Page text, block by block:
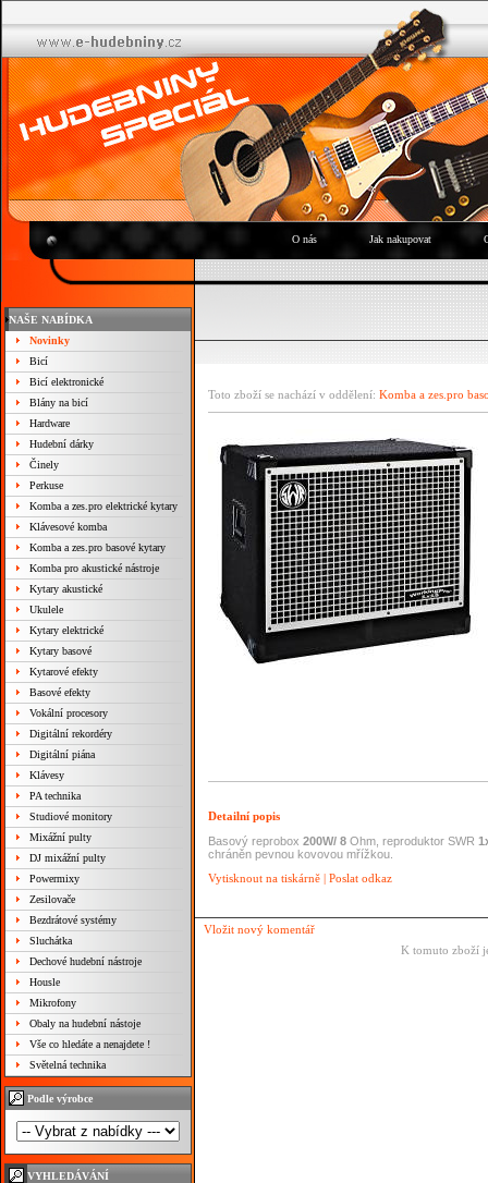
O nás Jak nakupovat
NAŠE NABÍDKA
Novinky
Bicí
Bicí elektronické
Blány na bicí
Hardware
Hudební dárky
Činely
Perkuse
Komba a zes.pro elektrické kytary
Klávesové komba
Komba a zes.pro basové kytary
Komba pro akustické nástroje
Kytary akustické
Ukulele
Kytary elektrické
Kytary basové
Kytarové efekty
Basové efekty
Vokální procesory
Digitální rekordéry
Digitální piána
Klávesy
PA technika
Studiové monitory
Mixážní pulty
DJ mixážní pulty
Powermixy
Zesilovače
Bezdrátové systémy
Sluchátka
Dechové hudební nástroje
Housle
Mikrofony
Obaly na hudební nástoje
Vše co hledáte a nenajdete !
Světelná technika
Podle výrobce
VYHLEDÁVÁNÍ
Toto zboží se nachází v oddělení: Komba a zes.pro
Detailní popis
Basový reprobox 200W/ 8 Ohm, reproduktor SWR
chráněn pevnou kovovou mřížkou.
Vytisknout na tiskárně | Poslat odkaz
Vložit nový komentář
K tomuto zboží